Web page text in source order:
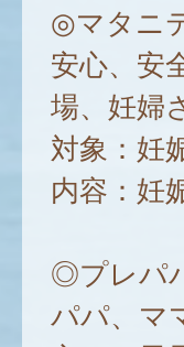
◎マタニ
安心、安
場、妊婦
対象：妊
内容：妊
◎プレパ
パパ、マ